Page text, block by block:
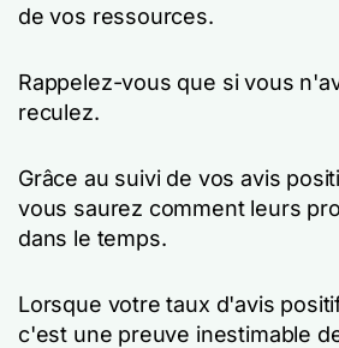
de vos ressources.
Rappelez-vous que si vous
reculez.
Grâce au suivi de vos avis
vous saurez comment leurs
dans le temps.
Lorsque votre taux d'avis
c'est une preuve inestimable